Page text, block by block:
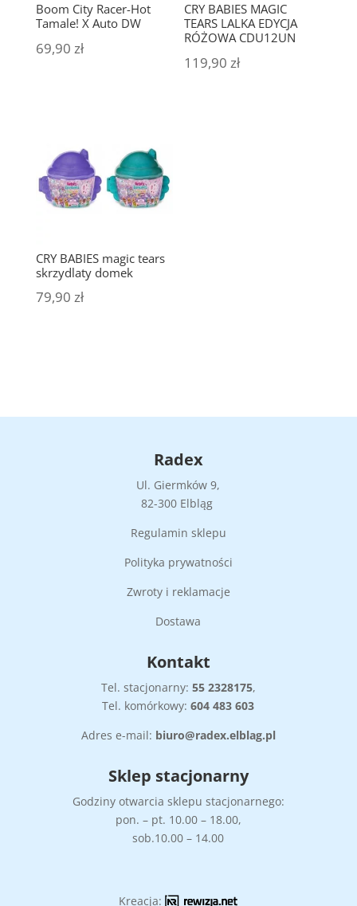
Boom City Racer-Hot
Tamale! X Auto DW
69,90 zł
CRY BABIES MAGIC
TEARS LALKA EDYCJA
RÓŻOWA CDU12UN
119,90zł
CRY BABIES magic tears
skrzydlaty domek
79,90 zł
Radex
Ul. Giermków 9,
82-300 Elbląg
Regulamin sklepu
Polityka prywatności
Zwroty i reklamacje
Dostawa
Kontakt
Tel. stacjonarny: 55 2328175,
Tel. komórkowy:604 483 603
Adres e-mail: biuro@radex.elblag.pl
Sklep stacjonarny
Godziny otwarcia sklepu stacjonarnego:
pon. – pt. 10.00 – 18.00,
sob.10.00 – 14.00
Kreacja: